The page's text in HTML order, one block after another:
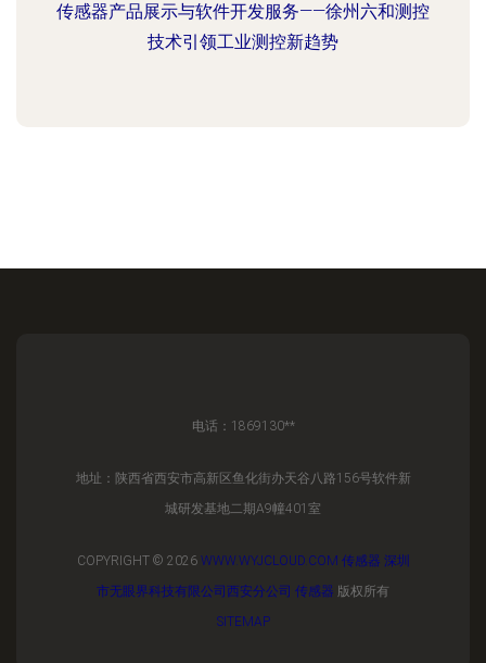
传感器产品展示与软件开发服务——徐州六和测控
技术引领工业测控新趋势
电话：1869130**
地址：陕西省西安市高新区鱼化街办天谷八路156号软件新
城研发基地二期A9幢401室
COPYRIGHT © 2026 WWW.WYJCLOUD.COM 传感器 深圳
市无眼界科技有限公司西安分公司 传感器 版权所有
SITEMAP